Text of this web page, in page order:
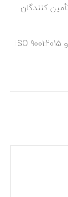
کنندگان